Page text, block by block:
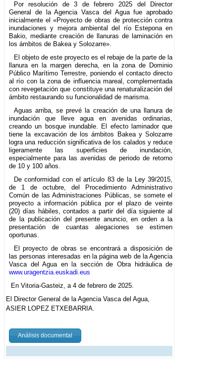
Por resolución de 3 de febrero 2025 del Director
General de la Agencia Vasca del Agua fue aprobado
inicialmente el «Proyecto de obras de protección contra
inundaciones y mejora ambiental del río Estepona en
Bakio, mediante creación de llanuras de laminación en
los ámbitos de Bakea y Solozarre».
El objeto de este proyecto es el rebaje de la parte de la
llanura en la margen derecha, en la zona de Dominio
Público Marítimo Terrestre, poniendo el contacto directo
al río con la zona de influencia mareal, complementada
con revegetación que constituye una renaturalización del
ámbito restaurando su funcionalidad de marisma.
Aguas arriba, se prevé la creación de una llanura de
inundación que lleve agua en avenidas ordinarias,
creando un bosque inundable. El efecto laminador que
tiene la excavación de los ámbitos Bakea y Solozarre
logra una reducción significativa de los calados y reduce
ligeramente las superficies de inundación,
especialmente para las avenidas de periodo de retorno
de 10 y 100 años.
De conformidad con el artículo 83 de la Ley 39/2015,
de 1 de octubre, del Procedimiento Administrativo
Común de las Administraciones Públicas, se somete el
proyecto a información pública por el plazo de veinte
(20) días hábiles, contados a partir del día siguiente al
de la publicación del presente anuncio, en orden a la
presentación de cuantas alegaciones se estimen
oportunas.
El proyecto de obras se encontrará a disposición de
las personas interesadas en la página web de la Agencia
Vasca del Agua en la sección de Obra hidráulica de
www.uragentzia.euskadi.eus
En Vitoria-Gasteiz, a 4 de febrero de 2025.
El Director General de la Agencia Vasca del Agua,
ASIER LOPEZ ETXEBARRIA.
Análisis documental